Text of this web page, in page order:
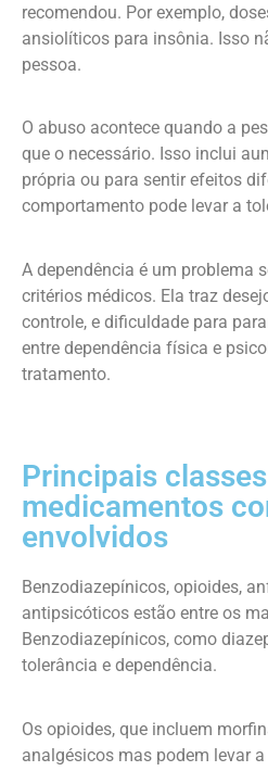
recomendou. Por exemplo,
ansiolíticos para insônia. Isso
pessoa.
O abuso acontece quando a
que o necessário. Isso inclui
própria ou para sentir efeitos
comportamento pode levar a
A dependência é um problema
critérios médicos. Ela traz
controle, e dificuldade para
entre dependência física e
tratamento.
Principais
medicamentos
envolvidos
Benzodiazepínicos, opioides,
antipsicóticos estão entre os
Benzodiazepínicos, como
tolerância e dependência.
Os opioides, que incluem
analgésicos mas podem levar